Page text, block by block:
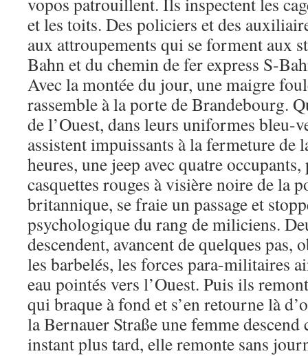
et les toits. Des policiers et des
aux attroupements qui se forment aux
Bahn et du chemin de fer express S-
Avec la montée du jour, une maigre
rassemble à la porte de Brandebourg.
de l’Ouest, dans leurs uniformes bleu-
assistent impuissants à la fermeture de
heures, une jeep avec quatre
casquettes rouges à visière noire de la
britannique, se fraie un passage et
psychologique du rang de miliciens.
descendent, avancent de quelques pas,
les barbelés, les forces para-militaires
eau pointés vers l’Ouest. Puis ils
qui braque à fond et s’en retourne là
la Bernauer Straße une femme
instant plus tard, elle remonte sans